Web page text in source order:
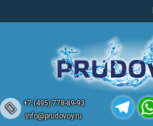
+7 (495) 778-89-93
info@prudovoy.ru